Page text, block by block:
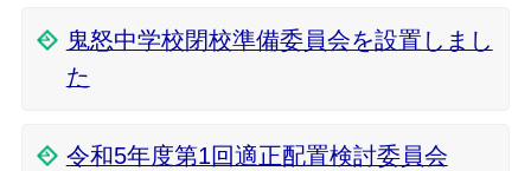
鬼怒中学校閉校準備委員会を設置しまし
た
令和5年度第1回適正配置検討委員会